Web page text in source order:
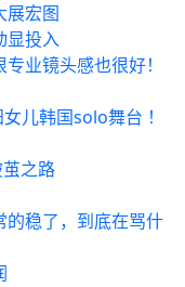
展宏图
显投入
业镜头感也很好！
儿韩国solo舞台 ！
之路
的稳了，到底在骂什